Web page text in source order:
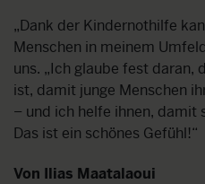
„Dank der Kindernothilfe
Menschen in meinem
uns. „Ich glaube fest daran,
ist, damit junge Menschen
– und ich helfe ihnen, damit
Das ist ein schönes Gefühl!“
Von Ilias Maatalaoui